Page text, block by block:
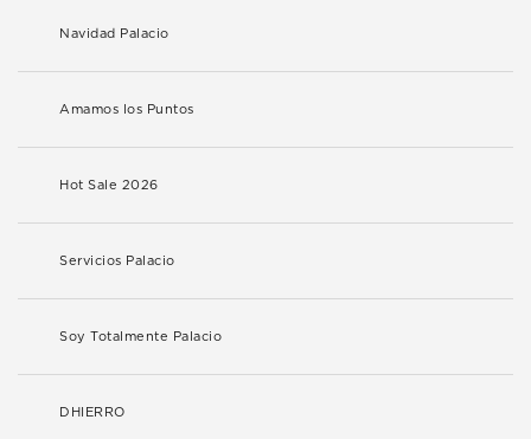
Navidad Palacio
Amamos los Puntos
Hot Sale 2026
Servicios Palacio
Soy Totalmente Palacio
DHIERRO